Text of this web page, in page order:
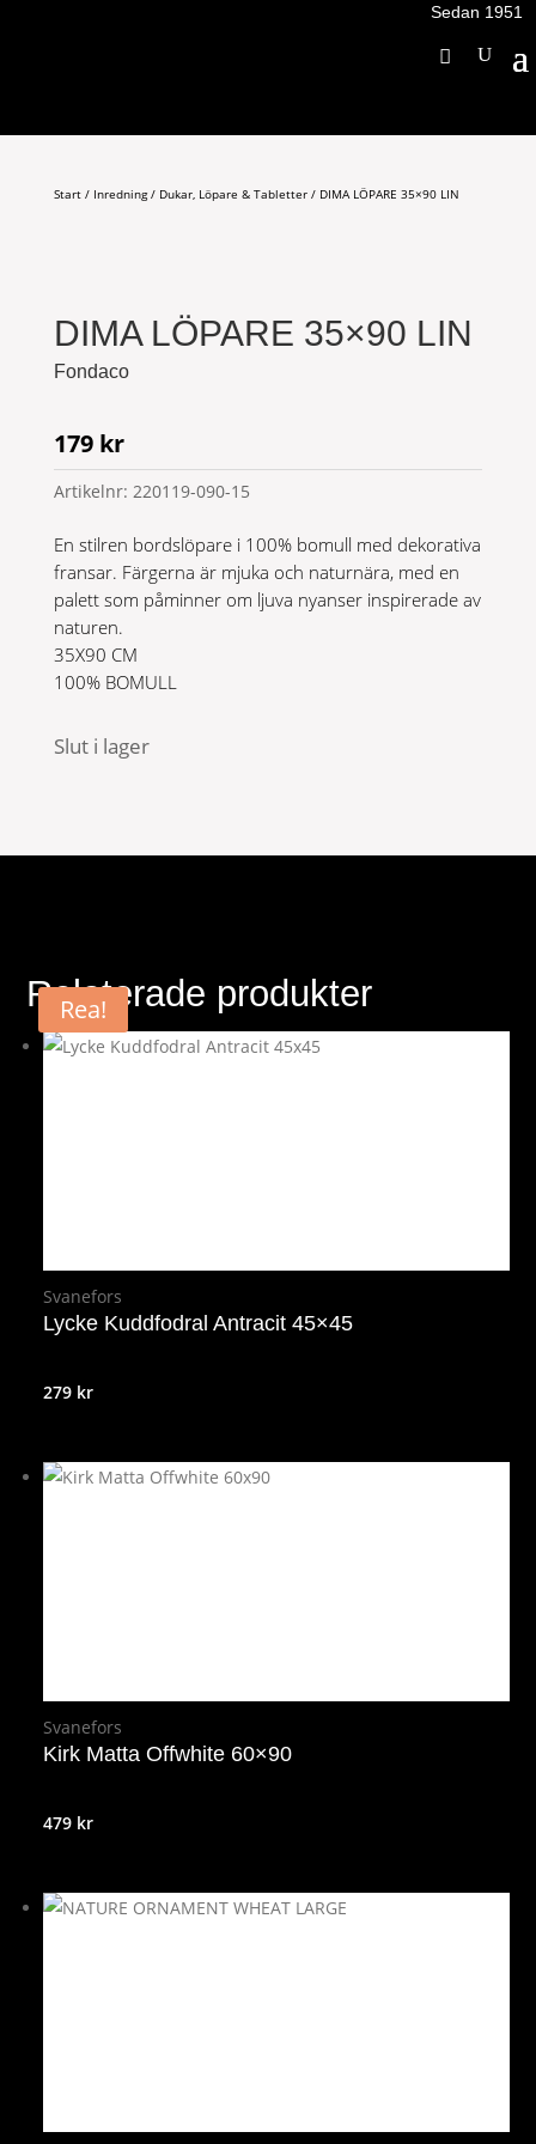
Sedan 1951
Start/ Inredning/ Dukar, Löpare & Tabletter/ DIMA LÖPARE 35×90 LIN
DIMA LÖPARE 35×90 LIN
Fondaco
179 kr
Artikelnr: 220119-090-15
En stilren bordslöpare i 100% bomull med dekorativa
fransar. Färgerna är mjuka och naturnära, med en
palett som påminner om ljuva nyanser inspirerade av
naturen.
35X90 CM
100% BOMULL
Slut i lager
Relaterade produkter
Svanefors
Lycke Kuddfodral Antracit 45×45
279 kr
Svanefors
Kirk Matta Offwhite 60×90
479 kr
Rea!